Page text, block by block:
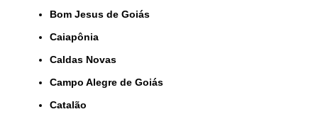
Bom Jesus de Goiás
Caiapônia
Caldas Novas
Campo Alegre de Goiás
Catalão